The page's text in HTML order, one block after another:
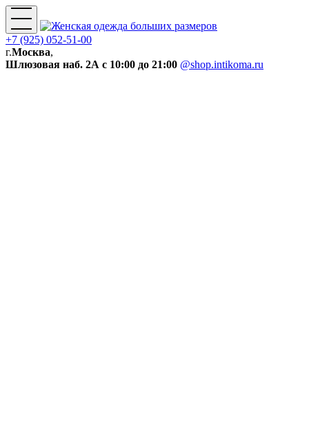
+7 (925) 052-51-00
г.Москва,
Шлюзовая наб. 2А с 10:00 до 21:00 @shop.intikoma.ru